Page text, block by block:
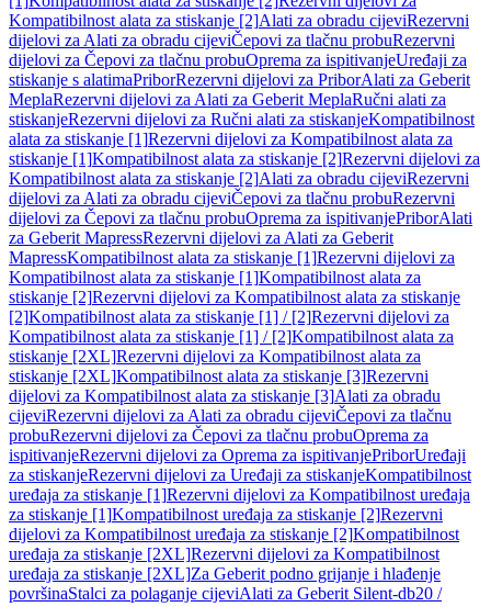
Kompatibilnost alata za stiskanje [2]Alati za obradu cijeviRezervni
dijelovi za Alati za obradu cijeviČepovi za tlačnu probuRezervni
dijelovi za Čepovi za tlačnu probuOprema za ispitivanjeUređaji za
stiskanje s alatimaPriborRezervni dijelovi za PriborAlati za Geberit
MeplaRezervni dijelovi za Alati za Geberit MeplaRučni alati za
stiskanjeRezervni dijelovi za Ručni alati za stiskanjeKompatibilnost
alata za stiskanje [1]Rezervni dijelovi za Kompatibilnost alata za
stiskanje [1]Kompatibilnost alata za stiskanje [2]Rezervni dijelovi za
Kompatibilnost alata za stiskanje [2]Alati za obradu cijeviRezervni
dijelovi za Alati za obradu cijeviČepovi za tlačnu probuRezervni
dijelovi za Čepovi za tlačnu probuOprema za ispitivanjePriborAlati
za Geberit MapressRezervni dijelovi za Alati za Geberit
MapressKompatibilnost alata za stiskanje [1]Rezervni dijelovi za
Kompatibilnost alata za stiskanje [1]Kompatibilnost alata za
stiskanje [2]Rezervni dijelovi za Kompatibilnost alata za stiskanje
[2]Kompatibilnost alata za stiskanje [1] / [2]Rezervni dijelovi za
Kompatibilnost alata za stiskanje [1] / [2]Kompatibilnost alata za
stiskanje [2XL]Rezervni dijelovi za Kompatibilnost alata za
stiskanje [2XL]Kompatibilnost alata za stiskanje [3]Rezervni
dijelovi za Kompatibilnost alata za stiskanje [3]Alati za obradu
cijeviRezervni dijelovi za Alati za obradu cijeviČepovi za tlačnu
probuRezervni dijelovi za Čepovi za tlačnu probuOprema za
ispitivanjeRezervni dijelovi za Oprema za ispitivanjePriborUređaji
za stiskanjeRezervni dijelovi za Uređaji za stiskanjeKompatibilnost
uređaja za stiskanje [1]Rezervni dijelovi za Kompatibilnost uređaja
za stiskanje [1]Kompatibilnost uređaja za stiskanje [2]Rezervni
dijelovi za Kompatibilnost uređaja za stiskanje [2]Kompatibilnost
uređaja za stiskanje [2XL]Rezervni dijelovi za Kompatibilnost
uređaja za stiskanje [2XL]Za Geberit podno grijanje i hlađenje
površinaStalci za polaganje cijeviAlati za Geberit Silent-db20 /